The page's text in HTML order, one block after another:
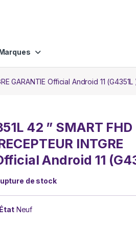
GARANTIE Official Android 11 (G4351L
42 ” SMART FHD
INTGRE
Android 11
de stock
État Neuf